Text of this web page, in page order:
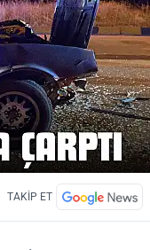
TAKİP ET